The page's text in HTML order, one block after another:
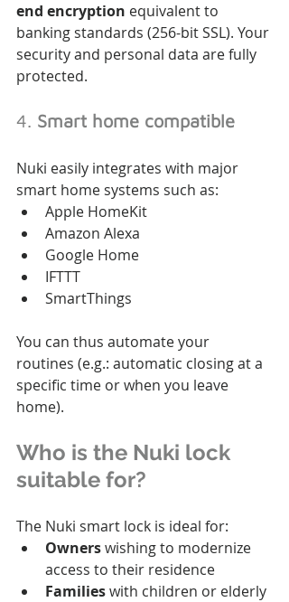
end encryption equivalent to
banking standards (256-bit SSL). Your
security and personal data are fully
protected.
4. Smart home compatible
Nuki easily integrates with major
smart home systems such as:
Apple HomeKit
Amazon Alexa
Google Home
IFTTT
SmartThings
You can thus automate your
routines (e.g.: automatic closing at a
specific time or when you leave
home).
Who is the Nuki lock
suitable for?
The Nuki smart lock is ideal for:
Owners wishing to modernize
access to their residence
Families with children or elderly